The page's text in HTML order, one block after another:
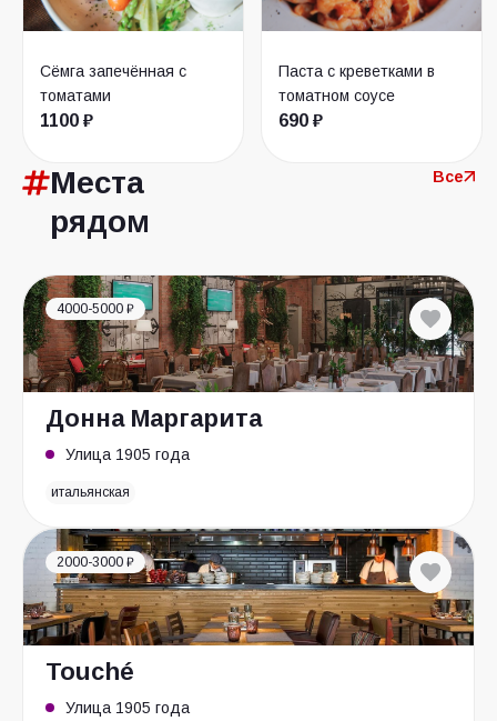
Сёмга запечённая с
томатами
1100 ₽
Паста с креветками в
томатном соусе
690 ₽
Места
рядом
Все
4000-5000 ₽
Донна Маргарита
Улица 1905 года
итальянская
2000-3000 ₽
Touché
Улица 1905 года